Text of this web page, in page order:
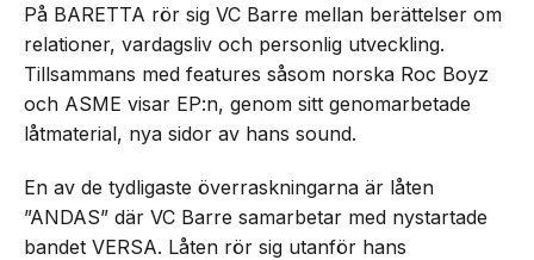
På BARETTA rör sig VC Barre mellan berättelser om
relationer, vardagsliv och personlig utveckling.
Tillsammans med features såsom norska Roc Boyz
och ASME visar EP:n, genom sitt genomarbetade
låtmaterial, nya sidor av hans sound.
En av de tydligaste överraskningarna är låten
”ANDAS” där VC Barre samarbetar med nystartade
bandet VERSA. Låten rör sig utanför hans